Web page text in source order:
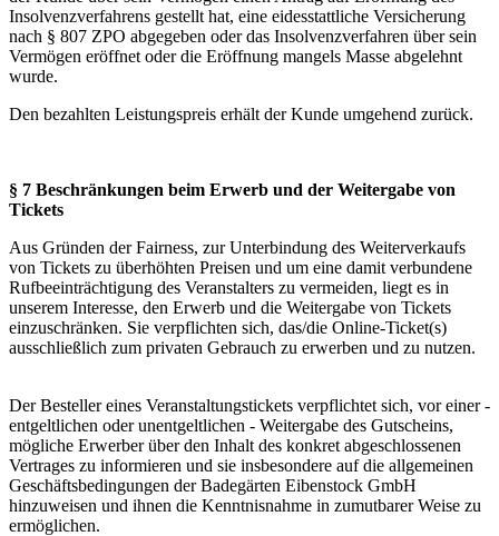
Insolvenzverfahrens gestellt hat, eine eidesstattliche Versicherung
nach § 807 ZPO abgegeben oder das Insolvenzverfahren über sein
Vermögen eröffnet oder die Eröffnung mangels Masse abgelehnt
wurde.
Den bezahlten Leistungspreis erhält der Kunde umgehend zurück.
§ 7 Beschränkungen beim Erwerb und der Weitergabe von
Tickets
Aus Gründen der Fairness, zur Unterbindung des Weiterverkaufs
von Tickets zu überhöhten Preisen und um eine damit verbundene
Rufbeeinträchtigung des Veranstalters zu vermeiden, liegt es in
unserem Interesse, den Erwerb und die Weitergabe von Tickets
einzuschränken. Sie verpflichten sich, das/die Online-Ticket(s)
ausschließlich zum privaten Gebrauch zu erwerben und zu nutzen.
Der Besteller eines Veranstaltungstickets verpflichtet sich, vor einer -
entgeltlichen oder unentgeltlichen - Weitergabe des Gutscheins,
mögliche Erwerber über den Inhalt des konkret abgeschlossenen
Vertrages zu informieren und sie insbesondere auf die allgemeinen
Geschäftsbedingungen der Badegärten Eibenstock GmbH
hinzuweisen und ihnen die Kenntnisnahme in zumutbarer Weise zu
ermöglichen.